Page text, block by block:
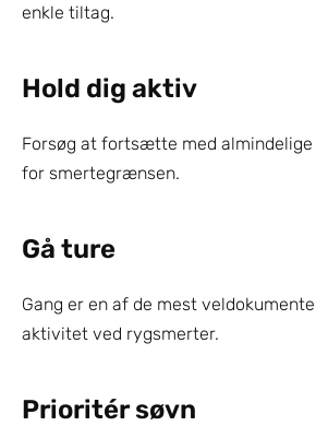
enkle tiltag.
Hold dig aktiv
Forsøg at fortsætte med
for smertegrænsen.
Gå ture
Gang er en af de mest
aktivitet ved rygsmerter.
Prioritér søvn